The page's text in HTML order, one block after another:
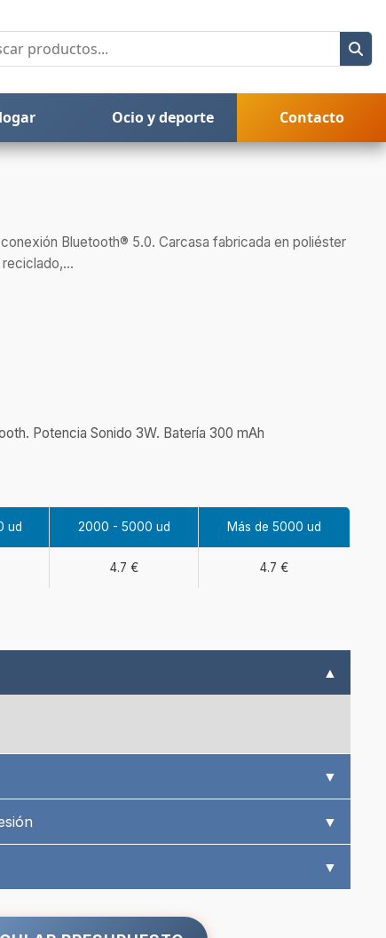
Ocio y deporte Contacto
Bluetooth® 5.0. Carcasa fabricada en poliéster
Potencia Sonido 3W. Batería 300 mAh
ud 2000 - 5000 ud Más de 5000 ud
4.7 € 4.7 €
▲
▼
▼
▼